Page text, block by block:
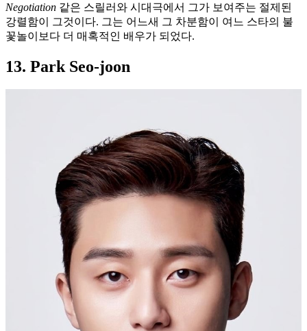
Negotiation 같은 스릴러와 시대극에서 그가 보여주는 절제된
강렬함이 그것이다. 그는 어느새 그 차분함이 여느 스타의 불
꽃놀이보다 더 매혹적인 배우가 되었다.
13. Park Seo-joon